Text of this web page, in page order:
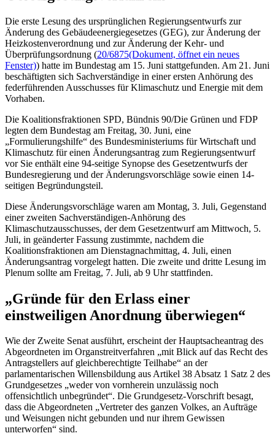
Die erste Lesung des ursprünglichen Regierungsentwurfs zur
Änderung des Gebäudeenergiegesetzes (GEG), zur Änderung der
Heizkostenverordnung und zur Änderung der Kehr- und
Überprüfungsordnung (20/6875(Dokument, öffnet ein neues
Fenster)) hatte im Bundestag am 15. Juni stattgefunden. Am 21. Juni
beschäftigten sich Sachverständige in einer ersten Anhörung des
federführenden Ausschusses für Klimaschutz und Energie mit dem
Vorhaben.
Die Koalitionsfraktionen SPD, Bündnis 90/Die Grünen und FDP
legten dem Bundestag am Freitag, 30. Juni, eine
„Formulierungshilfe“ des Bundesministeriums für Wirtschaft und
Klimaschutz für einen Änderungsantrag zum Regierungsentwurf
vor Sie enthält eine 94-seitige Synopse des Gesetzentwurfs der
Bundesregierung und der Änderungsvorschläge sowie einen 14-
seitigen Begründungsteil.
Diese Änderungsvorschläge waren am Montag, 3. Juli, Gegenstand
einer zweiten Sachverständigen-Anhörung des
Klimaschutzausschusses, der dem Gesetzentwurf am Mittwoch, 5.
Juli, in geänderter Fassung zustimmte, nachdem die
Koalitionsfraktionen am Dienstagnachmittag, 4. Juli, einen
Änderungsantrag vorgelegt hatten. Die zweite und dritte Lesung im
Plenum sollte am Freitag, 7. Juli, ab 9 Uhr stattfinden.
„Gründe für den Erlass einer
einstweiligen Anordnung überwiegen“
Wie der Zweite Senat ausführt, erscheint der Hauptsacheantrag des
Abgeordneten im Organstreitverfahren „mit Blick auf das Recht des
Antragstellers auf gleichberechtigte Teilhabe“ an der
parlamentarischen Willensbildung aus Artikel 38 Absatz 1 Satz 2 des
Grundgesetzes „weder von vornherein unzulässig noch
offensichtlich unbegründet“. Die Grundgesetz-Vorschrift besagt,
dass die Abgeordneten „Vertreter des ganzen Volkes, an Aufträge
und Weisungen nicht gebunden und nur ihrem Gewissen
unterworfen“ sind.